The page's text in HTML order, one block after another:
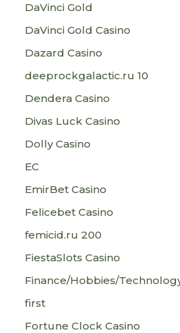
DaVinci Gold
DaVinci Gold Casino
Dazard Casino
deeprockgalactic.ru 10
Dendera Casino
Divas Luck Casino
Dolly Casino
EC
EmirBet Casino
Felicebet Casino
femicid.ru 200
FiestaSlots Casino
Finance/Hobbies/
first
Fortune Clock Casino